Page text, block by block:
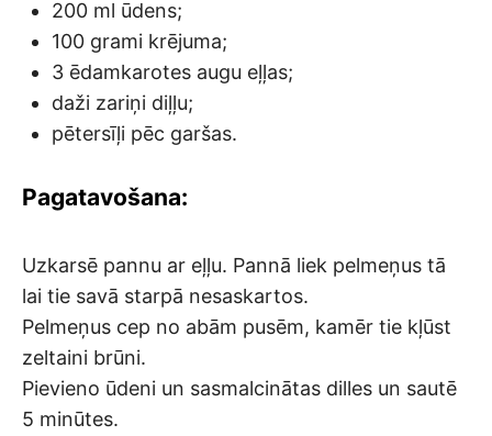
200 ml ūdens;
100 grami krējuma;
3 ēdamkarotes augu eļļas;
daži zariņi diļļu;
pētersīļi pēc garšas.
Pagatavošana:
Uzkarsē pannu ar eļļu. Pannā liek pelmeņus tā
lai tie savā starpā nesaskartos.
Pelmeņus cep no abām pusēm, kamēr tie kļūst
zeltaini brūni.
Pievieno ūdeni un sasmalcinātas dilles un sautē
5 minūtes.